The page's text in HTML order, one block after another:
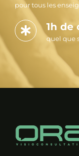
pour tous les
1h de
quel que